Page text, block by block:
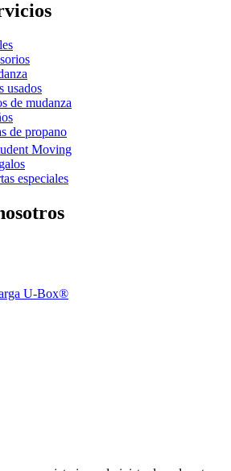
usados
de mudanza
de propano
Moving
especiales
U-Box®